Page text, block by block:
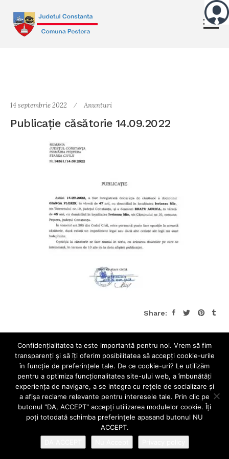
14 septembrie 2022 Anunturi
Publicație căsătorie 14.09.2022
Share:
Confidenţialitatea ta este importantă pentru noi. Vrem să fim
transparenţi și să îţi oferim posibilitatea să accepţi cookie-urile
în funcţie de preferinţele tale. De ce cookie-uri? Le utilizăm
pentru a optimiza funcţionalitatea site-ului web, a îmbunătăţi
experienţa de navigare, a se integra cu reţele de socializare şi
a afişa reclame relevante pentru interesele tale. Prin clic pe
butonul "DA, ACCEPT" accepţi utilizarea modulelor cookie. Îţi
poţi totodată schimba preferinţele apasand butonul NU
ACCEPT.